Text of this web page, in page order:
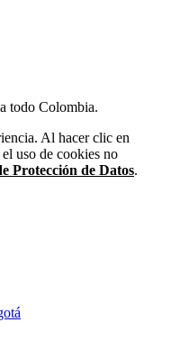
a todo Colombia.
Al hacer clic en
uso de cookies no
Protección de Datos.